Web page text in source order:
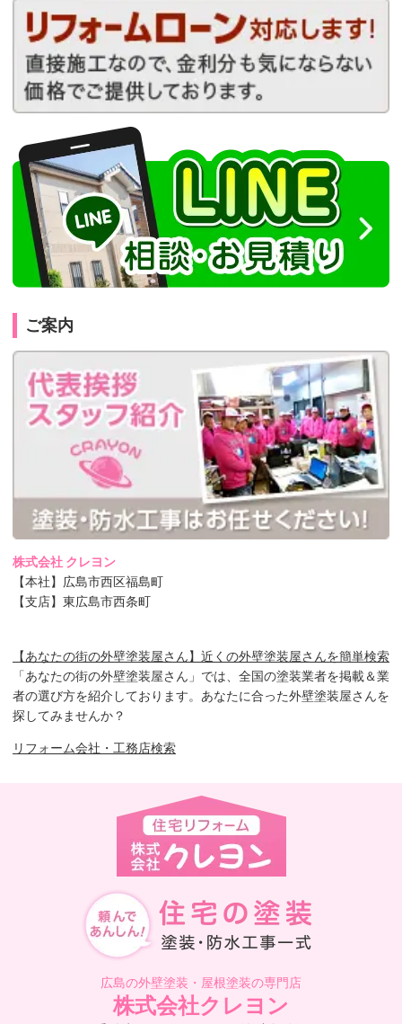
ご案内
株式会社 クレヨン
【本社】広島市西区福島町
【支店】東広島市西条町
【あなたの街の外壁塗装屋さん】近くの外壁塗装屋さんを簡単検索
「あなたの街の外壁塗装屋さん」では、全国の塗装業者を掲載＆業
者の選び方を紹介しております。あなたに合った外壁塗装屋さんを
探してみませんか？
リフォーム会社・工務店検索
広島の外壁塗装・屋根塗装の専門店
株式会社クレヨン